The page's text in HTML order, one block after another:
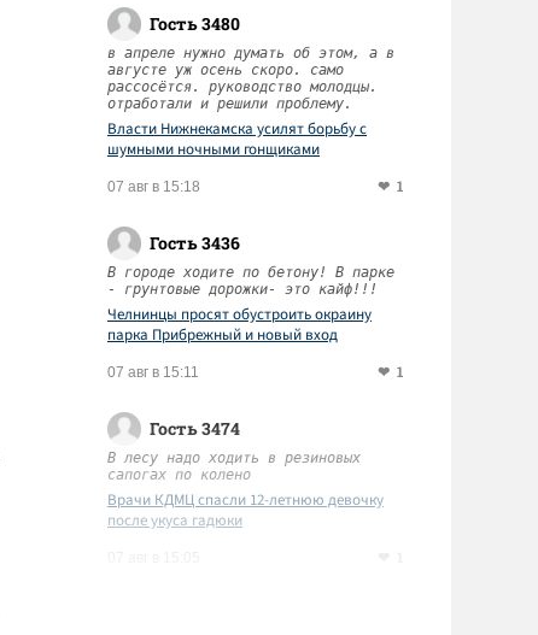
Гость 3480
в апреле нужно думать об этом, а в
августе уж осень скоро. само
рассосётся. руководство молодцы.
отработали и решили проблему.
Власти Нижнекамска усилят борьбу с
шумными ночными гонщиками
07 авг в 15:18 1
Гость 3436
В городе ходите по бетону! В парке
- грунтовые дорожки- это кайф!!!
Челнинцы просят обустроить окраину
парка Прибрежный и новый вход
07 авг в 15:11 1
Гость 3474
В лесу надо ходить в резиновых
сапогах по колено
Врачи КДМЦ спасли 12-летнюю девочку
после укуса гадюки